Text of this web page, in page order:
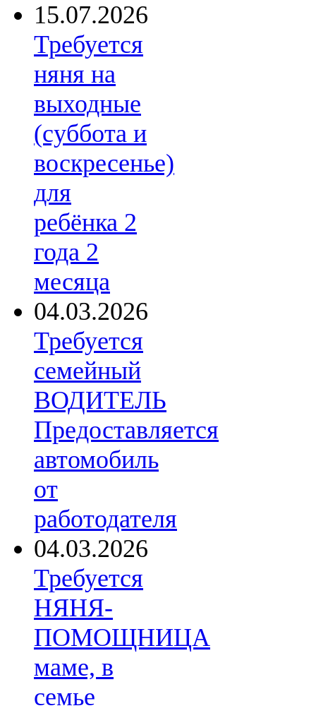
15.07.2026
Требуется
няня на
выходные
(суббота и
воскресенье)
для
ребёнка 2
года 2
месяца
04.03.2026
Требуется
семейный
ВОДИТЕЛЬ
Предоставляется
автомобиль
от
работодателя
04.03.2026
Требуется
НЯНЯ-
ПОМОЩНИЦА
маме, в
семье